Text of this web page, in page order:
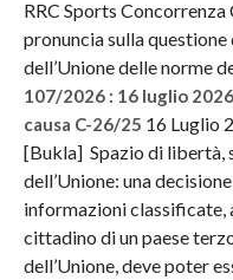
RRC Sports
pronuncia sulla
dell’Unione delle norme
107/2026 : 16 luglio
causa C-26/25 16 Luglio
[Bukla] Spazio di libertà,
dell’Unione: una
informazioni
cittadino di un paese
dell’Unione, deve poter